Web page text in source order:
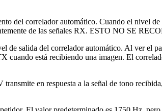
del correlador automático. Cuando el nivel
de las señales RX. ESTO NO SE
de salida del correlador automático. Al ver el
cuando está recibiendo una imagen. El
en respuesta a la señal de tono